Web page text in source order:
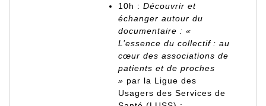
10h : Découvrir et
échanger autour du
documentaire : «
L’essence du collectif : au
cœur des associations de
patients et de proches
» par la Ligue des
Usagers des Services de